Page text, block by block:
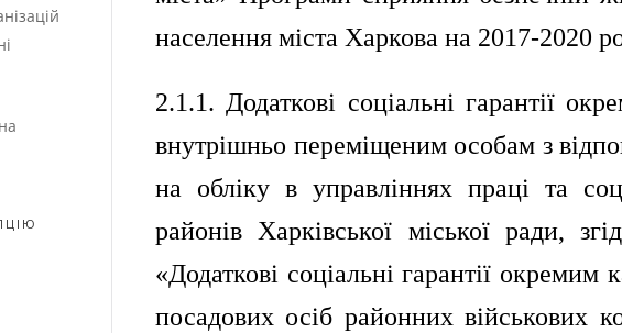
населення міста Харкова на 2017-2020
2.1.1. Додаткові соціальні гарантії
внутрішньо переміщеним особам з
на обліку в управліннях праці та
районів Харківської міської ради,
«Додаткові соціальні гарантії
посадових осіб районних військових